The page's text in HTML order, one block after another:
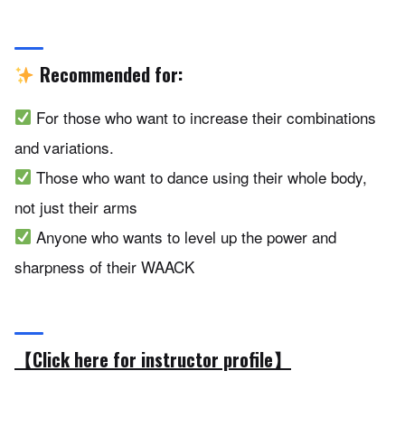
Recommended for:
For those who want to increase their combinations
and variations.
Those who want to dance using their whole body,
not just their arms
Anyone who wants to level up the power and
sharpness of their WAACK
【Click here for instructor profile】